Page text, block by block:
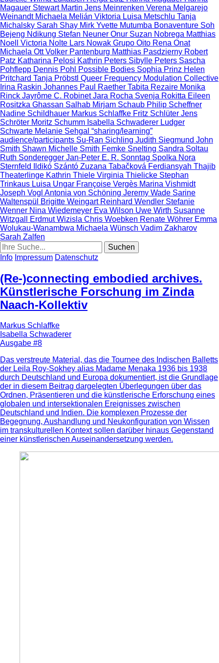
Magauer Stewart Martin Jens Meinrenken Verena Melgarejo
Weinandt Michaela Melián Viktoria Luisa Metschlu Tanja
Michalsky Sarah Shay Mirk Yvette Mutumba Bonaventure Soh
Bejeng Ndikung Stefan Neuner Onur Suzan Nobrega Matthias
Noell Victoria Nolte Lars Nowak Grupo Oito Rena Onat
Michaela OttVolker Pantenburg Matthias Pasdzierny Robert
Patz Katharina Pelosi Kathrin Peters Sibylle Peters Sascha
Pohflepp Dennis Pohl Possible Bodies Sophia Prinz Helen
Pritchard Tanja Pröbstl Queer Frequency Modulation Collective
Irina Raskin Johannes Paul Raether Tabita Rezaire Monika
Rinck Jayrôme C. RobinetJara Rocha Svenja Rokitta Eileen
Rositzka Ghassan Salhab Mirjam Schaub Philip Scheffner
Nadine Schildhauer Markus Schlaffke Fritz Schlüter Jens
Schröter Moritz Schumm Isabella Schwaderer Ludger
Schwarte Melanie Sehgal “sharing/learning”
audience/participants Su-Ran Sichling Judith Siegmund John
Smith Shawn Michelle Smith Femke Snelting Sandra Soltau
Ruth Sonderegger Jan-Peter E. R. Sonntag Spolka Nora
Sternfeld
Ildikó Szántó Zuzana Tabačková Ferdiansyah Thajib
Theaterlinge Kathrin Thiele Virginia Thielicke Stephan
Trinkaus Luisa Ungar Françoise Vergès Marina Vishmidt
Joseph Vogl Antonia von Schöning Jeremy Wade Sarine
Waltenspül
Brigitte Weingart Reinhard Wendler Stefanie
Wenner Nina Wiedemeyer Eva Wilson Uwe Wirth Susanne
Witzgall
Erdmut Wizisla Chris Woebken Renate Wöhrer Emma
Wolukau-Wanambwa Michaela Wünsch Vadim Zakharov
Sarah Zalfen
Info Impressum Datenschutz
(Re-)connecting embodied archives.
Künstlerische Forschung im Zinda
Naach-Kollektiv
Markus Schlaffke
Isabella Schwaderer
Ausgabe #8
Das verstreute Material, das die Tournee des Indischen Balletts
der Leila Roy-Sokhey alias Madame Menaka 1936 bis 1938
durch Deutschland und Europa dokumentiert, ist die Grundlage
der in diesem Beitrag dargelegten Überlegungen über das
Ordnen, Präsentieren und die künstlerische Erforschung eines
globalen und intersektionalen Ereignisses zwischen
Deutschland und Indien. Die komplexen Prozesse der
Begegnung, Aushandlung und Neukonfiguration von Wissen
im transkulturellen Kontext sollen darüber hinaus Gegenstand
einer künstlerischen Auseinandersetzung werden.